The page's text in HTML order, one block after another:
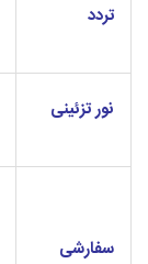
تردد
نور تزئینی
سفارشی